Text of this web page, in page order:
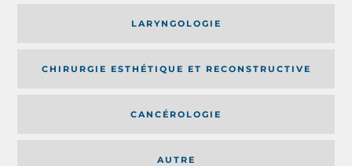
AUTRE
LARYNGOLOGIE
CHIRURGIE ESTHÉTIQUE ET RECONSTRUCTIVE
CANCÉROLOGIE